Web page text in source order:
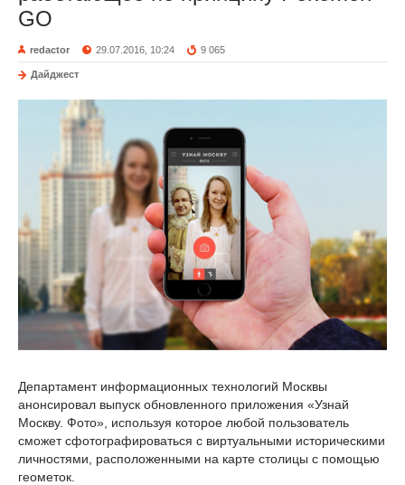
GO
redactor 29.07.2016, 10:24 9 065
Дайджест
Департамент информационных технологий Москвы
анонсировал выпуск обновленного приложения «Узнай
Москву. Фото», используя которое любой пользователь
сможет сфотографироваться с виртуальными историческими
личностями, расположенными на карте столицы с помощью
геометок.